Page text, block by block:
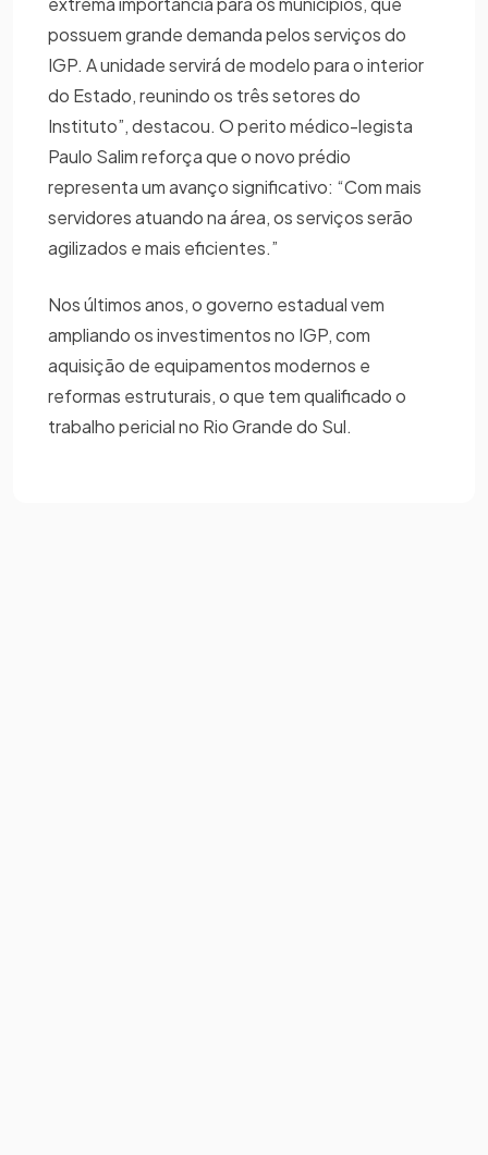
possuem grande demanda pelos serviços do
IGP. A unidade servirá de modelo para o interior
do Estado, reunindo os três setores do
Instituto”, destacou. O perito médico-legista
Paulo Salim reforça que o novo prédio
representa um avanço significativo: “Com mais
servidores atuando na área, os serviços serão
agilizados e mais eficientes.”
Nos últimos anos, o governo estadual vem
ampliando os investimentos no IGP, com
aquisição de equipamentos modernos e
reformas estruturais, o que tem qualificado o
trabalho pericial no Rio Grande do Sul.